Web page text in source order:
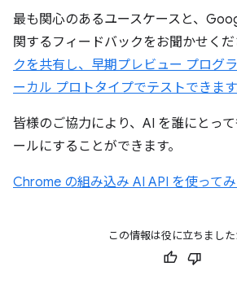
最も関心のあるユースケースと、
関するフィードバックをお聞かせくだ
クを共有し、早期プレビュー プログ
ーカル プロトタイプでテストできます
皆様のご協力により、AI を誰にとっ
ールにすることができます。
Chrome の組み込み AI API を使って
この情報は役に立ちました